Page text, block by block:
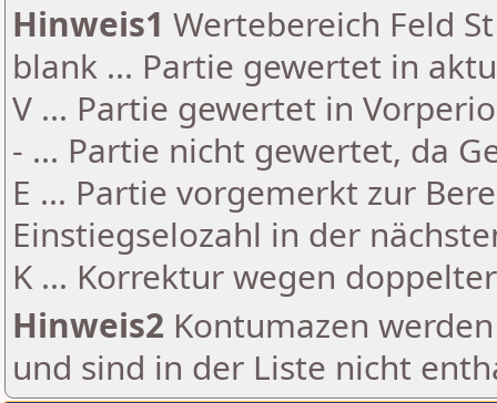
Hinweis1 Wertebereich Feld
blank ... Partie gewertet in
V ... Partie gewertet in
- ... Partie nicht gewertet, da
E ... Partie vorgemerkt zur
Einstiegselozahl in der
K ... Korrektur wegen
Hinweis2 Kontumazen
und sind in der Liste nicht